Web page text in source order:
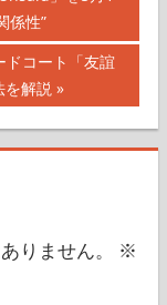
」を5月1
係性”
コート「友誼
を解説
りません。